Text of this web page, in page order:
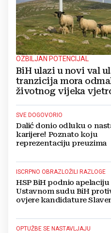
OZBILJAN POTENCIJAL
BiH ulazi u novi val
tranzicija mora
životnog vijeka
SVE DOGOVORIO
Dalić donio odluku o
karijere! Poznato koju
reprezentaciju preuzima
ISCRPNO OBRAZLOŽILI RAZLOGE
HSP BiH podnio apelaciju
Ustavnom sudu BiH
ovjere kandidature
OPTUŽBE SE NASTAVLJAJU